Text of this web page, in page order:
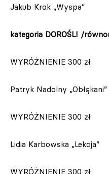
Jakub Krok „Wyspa”
kategoria DOROŚLI /
WYRÓŻNIENIE 300 zł
Patryk Nadolny „Obłąkani”
WYRÓŻNIENIE 300 zł
Lidia Karbowska „Lekcja”
WYRÓŻNIENIE 300 zł